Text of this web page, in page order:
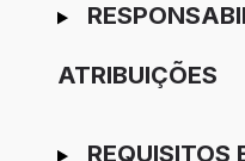
ATRIBUIÇÕES
REQUISITOS